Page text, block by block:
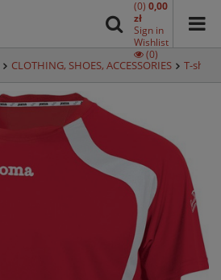
(0) 0,00
zł
Sign in
Wishlist
(0)
CLOTHING, SHOES, ACCESSORIES T-shirts